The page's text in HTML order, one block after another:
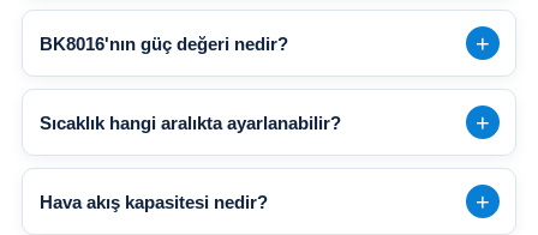
BK8016'nın güç değeri nedir?
Sıcaklık hangi aralıkta ayarlanabilir?
Hava akış kapasitesi nedir?